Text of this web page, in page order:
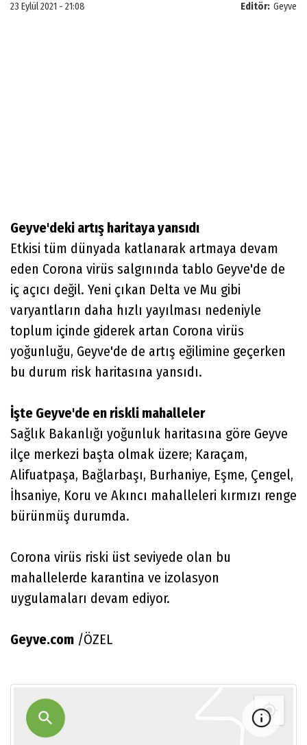
Editör: Geyve
23 Eylül 2021 - 21:08
Geyve'deki artış haritaya yansıdı
Etkisi tüm dünyada katlanarak artmaya devam
eden Corona virüs salgınında tablo Geyve'de de
iç açıcı değil. Yeni çıkan Delta ve Mu gibi
varyantların daha hızlı yayılması nedeniyle
toplum içinde giderek artan Corona virüs
yoğunluğu, Geyve'de de artış eğilimine geçerken
bu durum risk haritasına yansıdı.
İşte Geyve'de en riskli mahalleler
Sağlık Bakanlığı yoğunluk haritasına göre Geyve
ilçe merkezi başta olmak üzere; Karaçam,
Alifuatpaşa, Bağlarbaşı, Burhaniye, Eşme, Çengel,
İhsaniye, Koru ve Akıncı mahalleleri kırmızı renge
bürünmüş durumda.
Corona virüs riski üst seviyede olan bu
mahallelerde karantina ve izolasyon
uygulamaları devam ediyor.
Geyve.com /ÖZEL